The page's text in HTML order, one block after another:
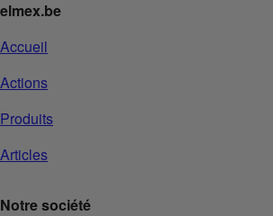
elmex.be
Accueil
Actions
Produits
Articles
Notre société